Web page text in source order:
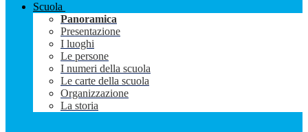
Scuola
Panoramica
Presentazione
I luoghi
Le persone
I numeri della scuola
Le carte della scuola
Organizzazione
La storia